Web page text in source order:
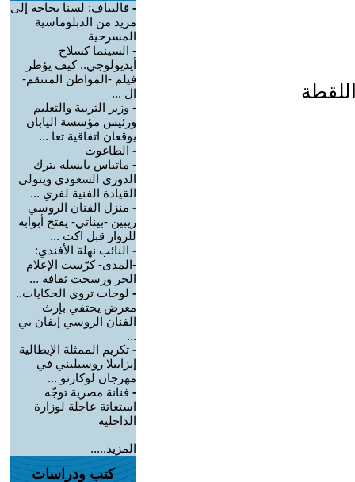
- قاليباف: لسنا بحاجة إلى
مزيد من الدبلوماسية
المسرحية
- السينما كسلاح
أيديولوجي.. كيف يؤطر
فيلم -المواطن المنتقم-
ال ...
- وزير التربية والتعليم
ورئيس مؤسسة اليابان
يوقعان اتفاقية تعا ...
- الطاغوت
- ماتياس يايسله يترك
الدوري السعودي ويتولى
القيادة الفنية لفري ...
- منزل الفنان الروسي
ريبين -بيناتي- يفتح أبوابه
للزوار قبل اكت ...
- النائب نهلة الأفندي:
-المدى- كرّست الإعلام
الحر ورسخت ثقافة ...
- لوحات تروي الحكايات..
معرض يحتفي بإرث
الفنان الروسي إيفان بي
...
- تكريم الممثلة الإيطالية
إيزابيلا روسيليني في
مهرجان لوكارنو ...
- فنانة مصرية توجّه
استغاثة عاجلة لوزارة
الداخلية
المزيد.....
كتب ودراسات